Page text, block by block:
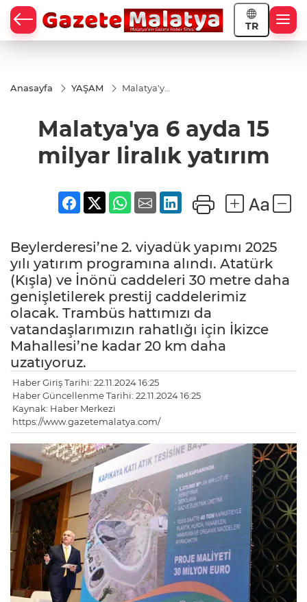
TR
Anasayfa YAŞAM
Malatya'ya
liralık
yatırım
Malatya'ya 6 ayda 15
milyar liralık yatırım
Beylerderesi’ne 2. viyadük yapımı 2025
yılı yatırım programına alındı. Atatürk
(Kışla) ve İnönü caddeleri 30 metre daha
genişletilerek prestij caddelerimiz
olacak. Trambüs hattımızı da
vatandaşlarımızın rahatlığı için İkizce
Mahallesi’ne kadar 20 km daha
uzatıyoruz.
Haber Giriş Tarihi: 22.11.2024 16:25
Haber Güncellenme Tarihi: 22.11.2024 16:25
Kaynak: Haber Merkezi
https://www.gazetemalatya.com/